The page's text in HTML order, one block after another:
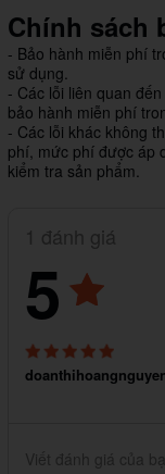
Chính sách
- Bảo hành miễn phí
sử dụng.
- Các lỗi liên quan
bảo hành miễn phí
- Các lỗi khác không
phí, mức phí được áp
kiểm tra sản phẩm.
1 đánh giá
5
Viết đánh giá của